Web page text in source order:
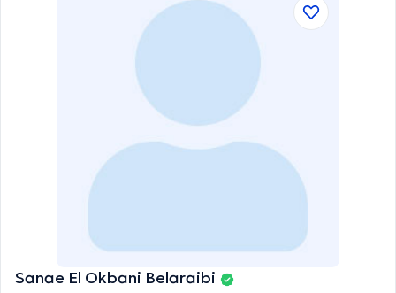
Sanae El Okbani Belaraibi